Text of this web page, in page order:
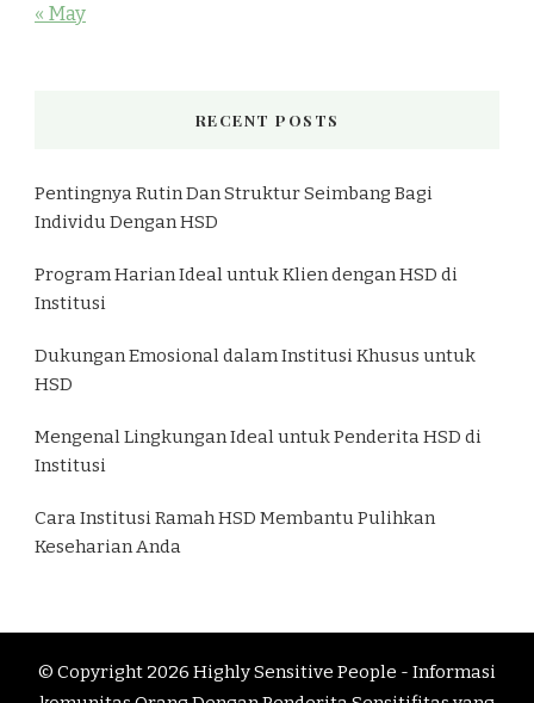
« May
RECENT POSTS
Pentingnya Rutin Dan Struktur Seimbang Bagi
Individu Dengan HSD
Program Harian Ideal untuk Klien dengan HSD di
Institusi
Dukungan Emosional dalam Institusi Khusus untuk
HSD
Mengenal Lingkungan Ideal untuk Penderita HSD di
Institusi
Cara Institusi Ramah HSD Membantu Pulihkan
Keseharian Anda
© Copyright 2026 Highly Sensitive People - Informasi